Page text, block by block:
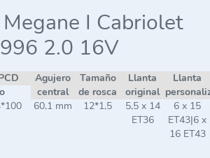
I Cabriolet
2.0 16V
Agujero
central
Tamaño
de rosca
Llanta
original
Llanta
60,1 mm 12*1,5
5,5 x 14
ET36
6 x 15
ET43|6 x
16 ET43